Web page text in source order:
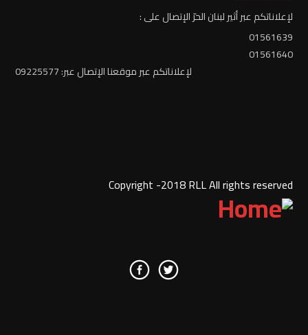
لإعلاناتكم عبر أثير لبنان الحرّ الإتصال على :
01561639
01561640
لإعلاناتكم عبر موقعنا الإتصال عبر: 09225577
Copyright -2018 RLL All rights reserved